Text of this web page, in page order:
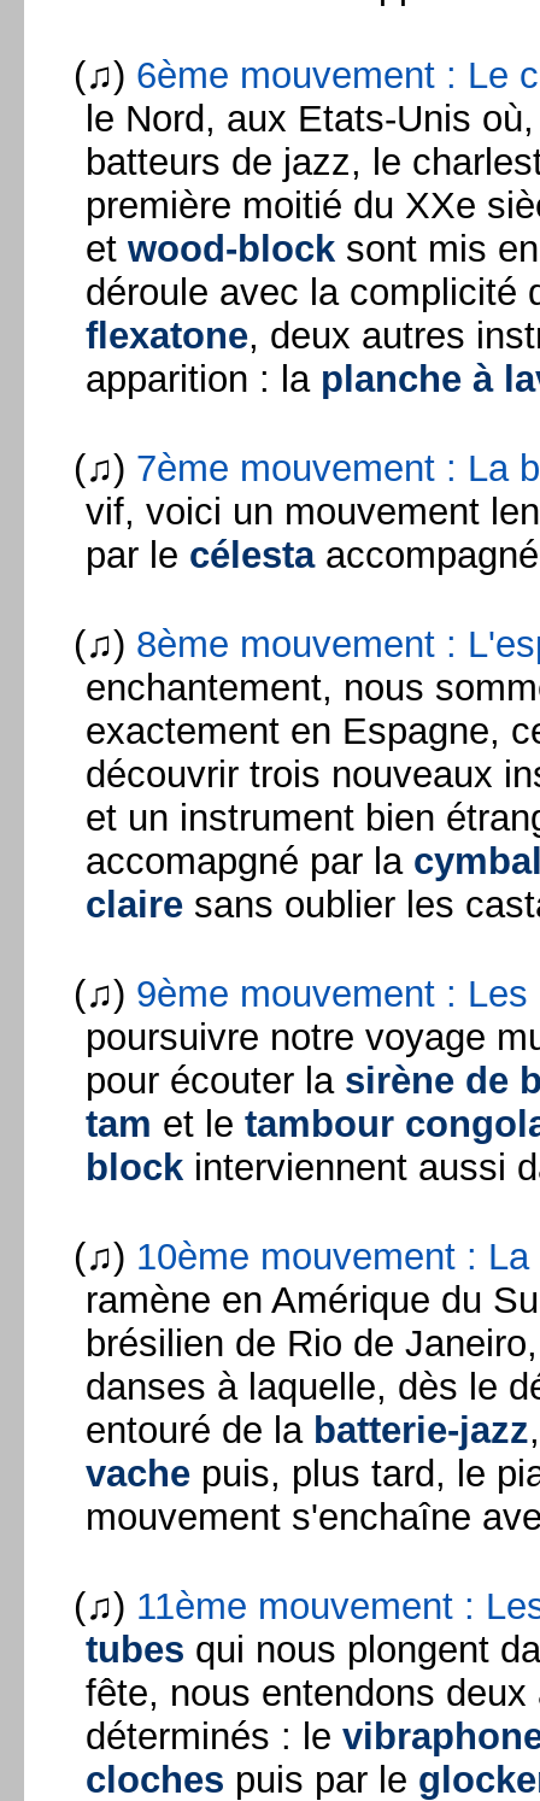
(♫) 6ème mouvement : Le
le Nord, aux Etats-Unis
batteurs de jazz, le
première moitié du XXe
et wood-block sont mis
déroule avec la complicité
flexatone, deux autres
apparition : la planche à
(♫) 7ème mouvement : La
vif, voici un mouvement
par le célesta
(♫) 8ème mouvement :
enchantement, nous
exactement en Espagne,
découvrir trois nouveaux
et un instrument bien
accomapgné par la
claire sans oublier les
(♫) 9ème mouvement :
poursuivre notre voyage
pour écouter la sirène de
tam et letambour
block interviennent aussi
(♫) 10ème mouvement :
ramène en Amérique du
brésilien de Rio de
danses à laquelle, dès le
entouré de la batterie-jazz
vache puis, plus tard, le
mouvement s'enchaîne
(♫) 11ème mouvement :
tubes qui nous plongent
fête, nous entendons
déterminés : le
cloches puis par le